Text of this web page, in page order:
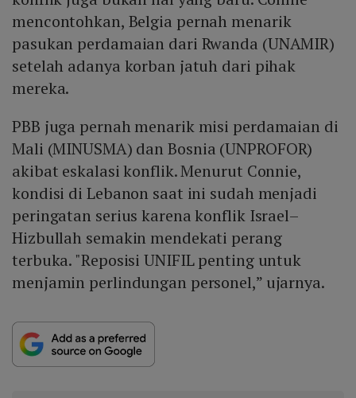
mencontohkan, Belgia pernah menarik
pasukan perdamaian dari Rwanda (UNAMIR)
setelah adanya korban jatuh dari pihak
mereka.
PBB juga pernah menarik misi perdamaian di
Mali (MINUSMA) dan Bosnia (UNPROFOR)
akibat eskalasi konflik. Menurut Connie,
kondisi di Lebanon saat ini sudah menjadi
peringatan serius karena konflik Israel–
Hizbullah semakin mendekati perang
terbuka. "Reposisi UNIFIL penting untuk
menjamin perlindungan personel,” ujarnya.